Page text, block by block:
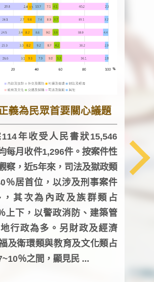
義為民眾首要關心議題
年收受人民書狀15,546
每月收件1,296件。按案件性
察，近5年來，司法及獄政類
％居首位，以涉及刑事案件
，其次為內政及族群類占
上下，以警政消防、建築管
行政為多。另財政及經濟
及衛環類與教育及文化類占
％之間，顯見民 ...
監
均每
人